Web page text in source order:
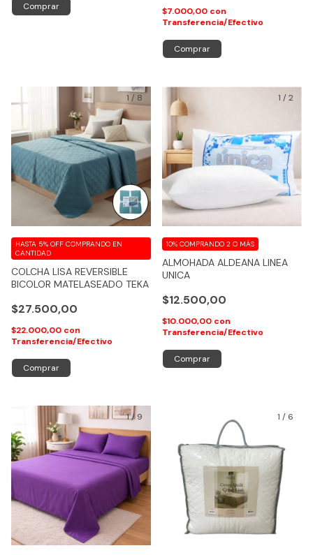
Comprar $7.000,00 con
Transferencia/Efectivo
Comprar
1 / 8
COLCHA LISA REVERSIBLE
BICOLOR MATELASEADO TEKA
$27.500,00
HASTA 5% OFF COMPRANDO EN
CANTIDAD
$22.000,00 con
Transferencia/Efectivo
Comprar
1 /2
ALMOHADA ALDEANA LINEA
UNICA
$12.500,00
10% COMPRANDO 2 O MÁS
$10.000,00 con
Transferencia/Efectivo
1/9 1 / 6